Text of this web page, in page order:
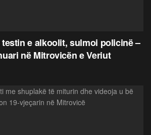
e alkoolit, sulmoi policinë –
në Mitrovicën e Veriut